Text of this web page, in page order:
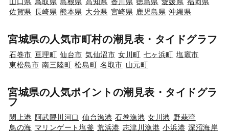
佐賀県 長崎県 熊本県 大分県 宮崎県 鹿児島県 沖縄県
宮城県の人気市町村の潮見表・タイドグラフ
石巻市 亘理町 仙台市 気仙沼市 女川町 七ヶ浜町 塩竈市
東松島市 南三陸町 松島町 名取市 山元町
宮城県の人気ポイントの潮見表・タイドグラ
フ
閖上港 阿武隈川河口 仙台漁港 石巻漁港 女川港 野蒜湾
鳥の海 マリンゲート塩釜 荒浜港 志津川漁港 小浜港 深沼海岸